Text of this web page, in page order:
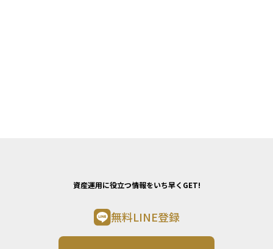
資産運用に役立つ情報をいち早くGET!
無料LINE登録